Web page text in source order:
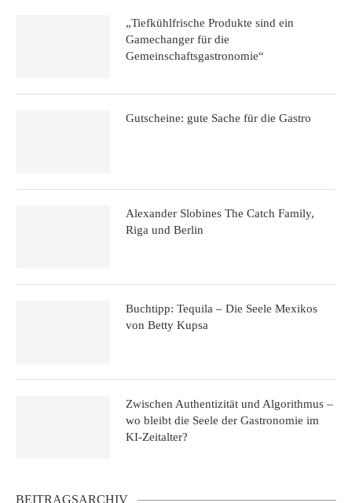
„Tiefkühlfrische Produkte sind ein
Gamechanger für die
Gemeinschaftsgastronomie“
Gutscheine: gute Sache für die Gastro
Alexander Slobines The Catch Family,
Riga und Berlin
Buchtipp: Tequila – Die Seele Mexikos
von Betty Kupsa
Zwischen Authentizität und Algorithmus –
wo bleibt die Seele der Gastronomie im
KI-Zeitalter?
BEITRAGSARCHIV